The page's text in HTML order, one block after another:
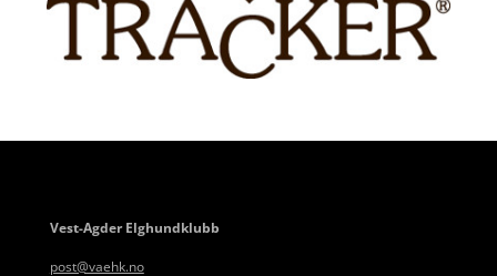
Vest-Agder Elghundklubb
post@vaehk.no